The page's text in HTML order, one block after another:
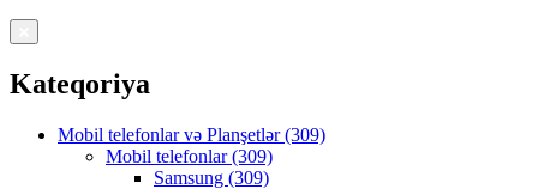
Kateqoriya
Mobil telefonlar və Planşetlər (309)
Mobil telefonlar (309)
Samsung (309)